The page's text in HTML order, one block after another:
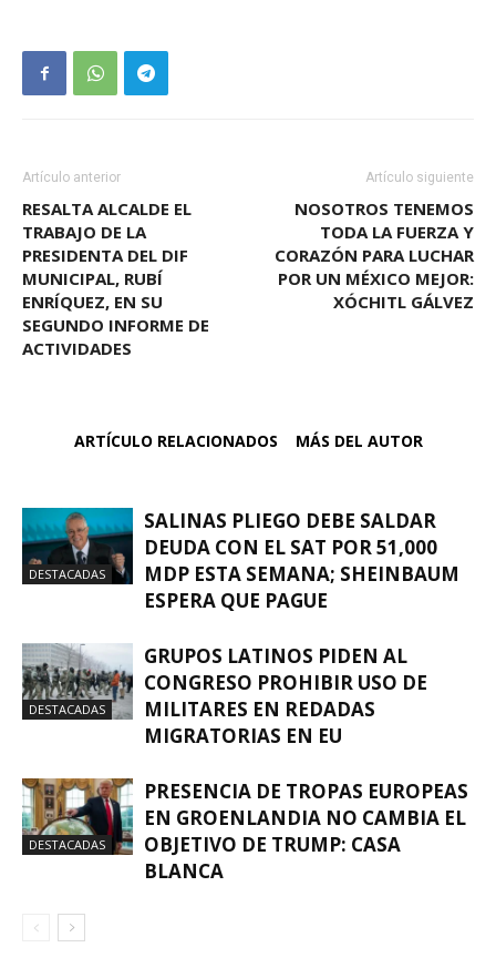
Artículo anterior
RESALTA ALCALDE EL
TRABAJO DE LA
PRESIDENTA DEL DIF
MUNICIPAL, RUBÍ
ENRÍQUEZ, EN SU
SEGUNDO INFORME DE
ACTIVIDADES
Artículo siguiente
NOSOTROS TENEMOS
TODA LA FUERZA Y
CORAZÓN PARA LUCHAR
POR UN MÉXICO MEJOR:
XÓCHITL GÁLVEZ
ARTÍCULO RELACIONADOS MÁS DEL AUTOR
DESTACADAS
SALINAS PLIEGO DEBE SALDAR
DEUDA CON EL SAT POR 51,000
MDP ESTA SEMANA; SHEINBAUM
ESPERA QUE PAGUE
DESTACADAS
GRUPOS LATINOS PIDEN AL
CONGRESO PROHIBIR USO DE
MILITARES EN REDADAS
MIGRATORIAS EN EU
DESTACADAS
PRESENCIA DE TROPAS EUROPEAS
EN GROENLANDIA NO CAMBIA EL
OBJETIVO DE TRUMP: CASA
BLANCA